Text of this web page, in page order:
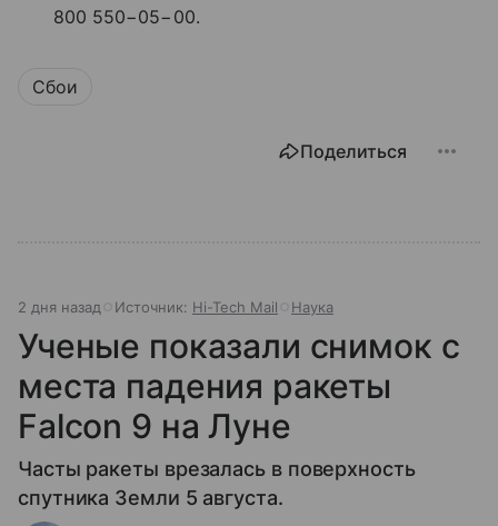
800 550−05−00.
Сбои
Поделиться
2 дня назад Источник: Hi-Tech Mail Наука
Ученые показали снимок с
места падения ракеты
Falcon 9 на Луне
Часты ракеты врезалась в поверхность
спутника Земли 5 августа.